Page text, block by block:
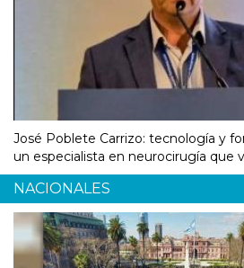
José Poblete Carrizo: tecnología y
un especialista en neurocirugía que
NACIONALES